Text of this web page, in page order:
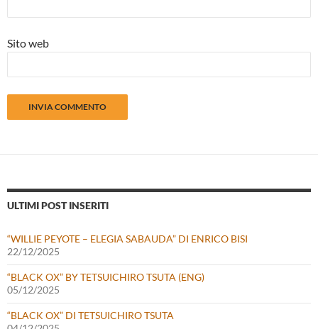
Sito web
ULTIMI POST INSERITI
“WILLIE PEYOTE – ELEGIA SABAUDA” DI ENRICO BISI
22/12/2025
“BLACK OX” BY TETSUICHIRO TSUTA (ENG)
05/12/2025
“BLACK OX” DI TETSUICHIRO TSUTA